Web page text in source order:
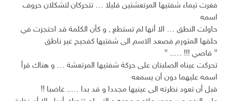
فغرت تيماء شفتيها المرتعشتين قليلا … تتحركان لتشكلان حروف
اسمه
حاولت النطق … الا أنها لم تستطع , و كأن الكلمة قد احتجزت في
حلقها المتورم فصعد الاسم الى شفتيها كفحيح غير ناطق
” قاصي !!! ….. ”
تحركت عيناه الصلبتان على حركة شفتيها المرتعشة … و هناك قرأ
اسمه عليهما دون أن يسمعه
قبل أن تعود نظرته الى عينيها مجددا و قد بدا ….. غاضبا !!